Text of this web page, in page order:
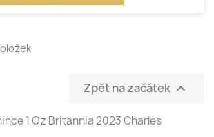
Zpět na začátek 
1 Oz Britannia 2023 Charles